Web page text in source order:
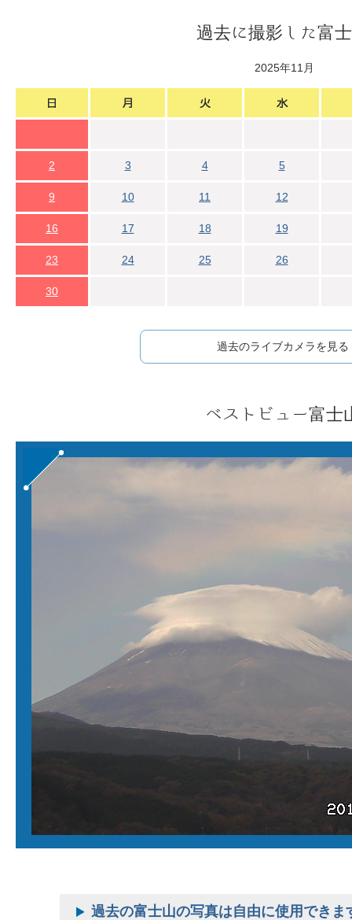
過去に撮影した富
2025年11月
2 3 4 5
9 10 11 12
16 17 18 19
23 24 25 26
30
過去のライブカメラを見る
ベストビュー富士
過去の富士山の写真は自由に使用できま